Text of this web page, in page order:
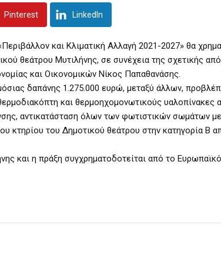
Pinterest LinkedIn
και Κλιματική Αλλαγή 2021-2027» θα
θεάτρου Μυτιλήνης, σε συνέχεια της σχετικής
και Οικονομικών Νίκος Παπαθανάσης.
δαπάνης 1.275.000 ευρώ, μεταξύ άλλων,
και θερμοηχομονωτικούς υαλοπίνακες
αντικατάσταση όλων των φωτιστικών σωμάτων με
κτηρίου του Δημοτικού θεάτρου στην κατηγορία Β
και η πράξη συγχρηματοδοτείται από το